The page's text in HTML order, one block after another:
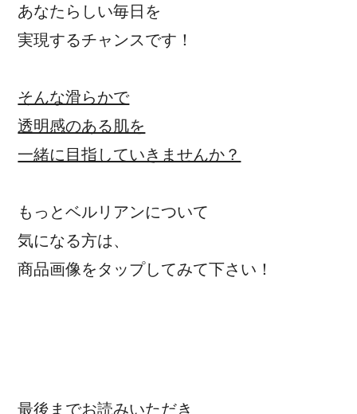
あなたらしい毎日を
実現するチャンスです！
そんな滑らかで
透明感のある肌を
一緒に目指していきませんか？
もっとベルリアンについて
気になる方は、
商品画像をタップしてみて下さい！
最後までお読みいただき